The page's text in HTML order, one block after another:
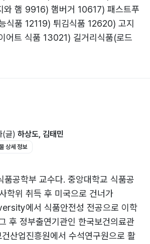
와 햄 9916) 햄버거 10617) 패스트푸
식품 12119) 튀김식품 12620) 고지
어트 식품 13021) 길거리식품(로드
트럭 1403. 식재료1) 설탕 1442) 소
해피벌룬 18912) 육류(적색육)
우유 20315) 계란 20616) 슈퍼
식품 21718) 로컬푸드 22119) 유전
22420) 유전자가위편집기술
(글) 하상도, 김태민
상세 정보
품공학부 교수다. 중앙대학교 식품공
학위 취득 후 미국으로 건너가
에서 식품안전성 전공으로 이학
후 정부출연기관인 한국보건의료관
산업진흥원에서 수석연구원으로 활